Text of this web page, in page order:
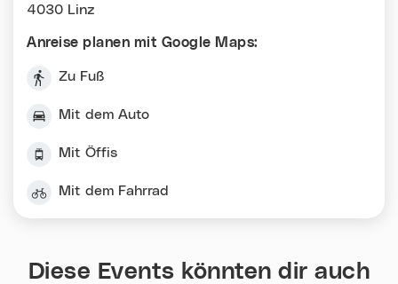
4030 Linz
Anreise planen mit Google Maps:
Zu Fuß
Mit dem Auto
Mit Öffis
Mit dem Fahrrad
Diese Events könnten dir auch